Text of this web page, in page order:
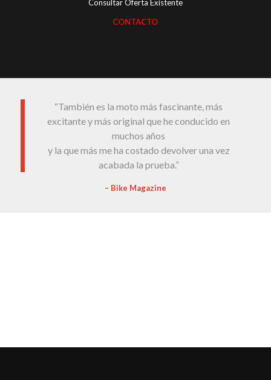
Consultar Oferta Existente
CONTACTO
“También es la moto más fascinante, más
excitante y más original que he conducido en
muchos años
y la que más me ha costado devolver una vez
acabada la prueba.”
– Bike Magazine